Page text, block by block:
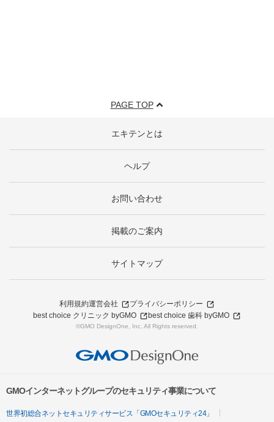
PAGE TOP
エキテンとは
ヘルプ
お問い合わせ
掲載のご案内
サイトマップ
利用規約運営会社
プライバシーポリシー
best choice クリニック byGMO
best choice 歯科 byGMO
©GMO DesignOne, Inc. All Rights reserved.
GMOインターネットグループのセキュリティ事業について
世界初総合ネットセキュリティサービス「GMOセキュリティ24」